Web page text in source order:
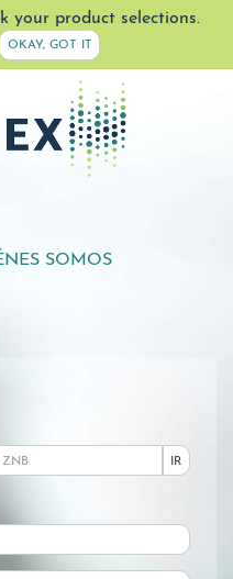
your product selections.
OKAY, GOT IT
SOMOS
IR